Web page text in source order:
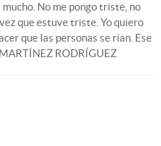
No me pongo triste, no
que estuve triste. Yo quiero
que las personas se rían. Ese
RODRÍGUEZ